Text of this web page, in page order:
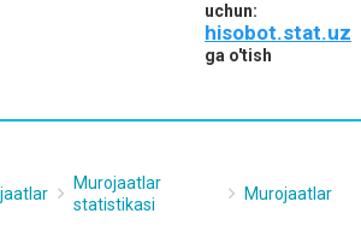
uchun:
hisobot.stat.uz
ga o'tish
Murojaatlar
statistikasi
Murojaatlar